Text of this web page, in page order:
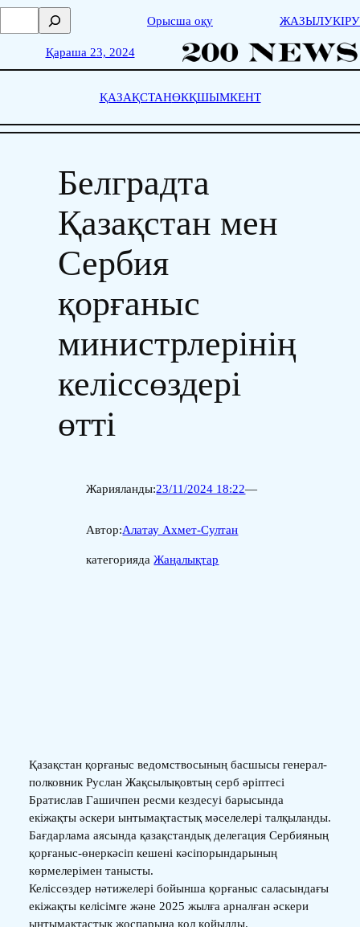
Skip
о
с
Орысша оқу ЖАЗЫЛУКІРУ
Қараша 23, 2024
ҚАЗАҚСТАНӨКҚШЫМКЕНТ
Белградта
Қазақстан мен
Сербия
қорғаныс
министрлерінің
келіссөздері
өтті
Жарияланды:23/11/2024 18:22—
Автор:Алатау Ахмет-Султан
категориядаЖаңалықтар
Қазақстан қорғаныс ведомствосының басшысы генерал-
полковник Руслан Жақсылықовтың серб әріптесі
Братислав Гашичпен ресми кездесуі барысында
екіжақты әскери ынтымақтастық мәселелері талқыланды.
Бағдарлама аясында қазақстандық делегация Сербияның
қорғаныс-өнеркәсіп кешені кәсіпорындарының
көрмелерімен танысты.
Келіссөздер нәтижелері бойынша қорғаныс саласындағы
екіжақты келісімге және 2025 жылға арналған әскери
ынтымақтастық жоспарына қол қойылды.